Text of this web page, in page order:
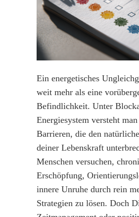
Ein energetisches
weit mehr als eine
Befindlichkeit. Unter
Energiesystem versteht
Barrieren, die den
deiner Lebenskraft
Menschen versuchen,
Erschöpfung,
innere Unruhe durch rein
Strategien zu lösen. Doch